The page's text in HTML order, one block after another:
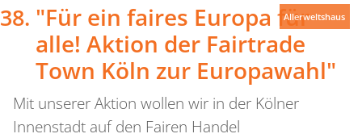
"Für ein faires Europa für
alle! Aktion der Fairtrade
Town Köln zur Europawahl"
Mit unserer Aktion wollen wir in der Kölner
Innenstadt auf den Fairen Handel
Allerweltshaus